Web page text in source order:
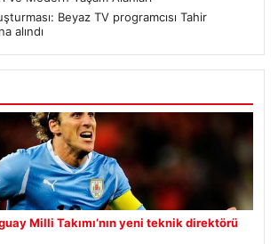
Beyaz TV programcısı Tahir
alındı
Milli Takımı’nın yeni teknik direktörü